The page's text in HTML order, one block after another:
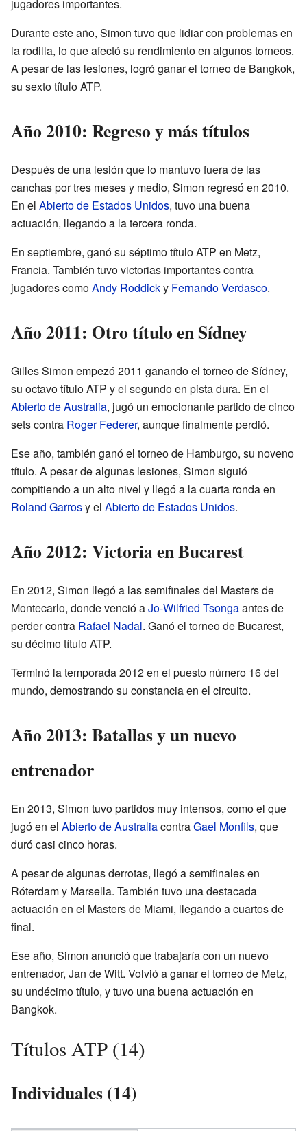
jugadores importantes.
Durante este año, Simon tuvo que lidiar con problemas en
la rodilla, lo que afectó su rendimiento en algunos torneos.
A pesar de las lesiones, logró ganar el torneo de Bangkok,
su sexto título ATP.
Año 2010: Regreso y más títulos
Después de una lesión que lo mantuvo fuera de las
canchas por tres meses y medio, Simon regresó en 2010.
En el Abierto de Estados Unidos, tuvo una buena
actuación, llegando a la tercera ronda.
En septiembre, ganó su séptimo título ATP en Metz,
Francia. También tuvo victorias importantes contra
jugadores comoAndy Roddicky Fernando Verdasco.
Año 2011: Otro título en Sídney
Gilles Simon empezó 2011 ganando el torneo de Sídney,
su octavo título ATP y el segundo en pista dura. En el
Abierto de Australia, jugó un emocionante partido de cinco
sets contra Roger Federer, aunque finalmente perdió.
Ese año, también ganó el torneo de Hamburgo, su noveno
título. A pesar de algunas lesiones, Simon siguió
compitiendo a un alto nivel y llegó a la cuarta ronda en
Roland Garrosy el Abierto de Estados Unidos.
Año 2012: Victoria en Bucarest
En 2012, Simon llegó a las semifinales del Masters de
Montecarlo, donde venció aJo-Wilfried Tsongaantes de
perder contra Rafael Nadal. Ganó el torneo de Bucarest,
su décimo título ATP.
Terminó la temporada 2012 en el puesto número 16 del
mundo, demostrando su constancia en el circuito.
Año 2013: Batallas y un nuevo
entrenador
En 2013, Simon tuvo partidos muy intensos, como el que
jugó en el Abierto de AustraliacontraGael Monfils, que
duró casi cinco horas.
A pesar de algunas derrotas, llegó a semifinales en
Róterdam y Marsella. También tuvo una destacada
actuación en el Masters de Miami, llegando a cuartos de
final.
Ese año, Simon anunció que trabajaría con un nuevo
entrenador, Jan de Witt. Volvió a ganar el torneo de Metz,
su undécimo título, y tuvo una buena actuación en
Bangkok.
Títulos ATP (14)
Individuales (14)